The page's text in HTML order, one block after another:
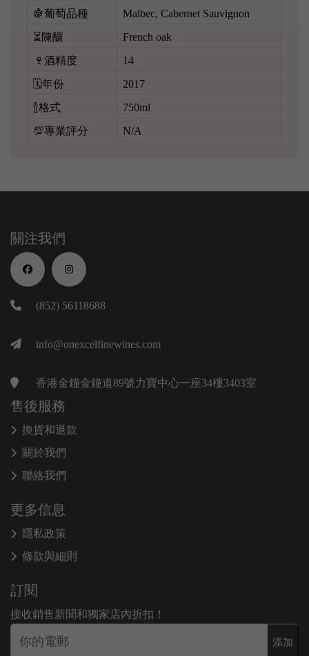
🍇葡萄品種 Malbec, Cabernet Sauvignon
⏳陳釀 French oak
🍷酒精度 14
🗓️年份 2017
🍾格式 750ml
💯專業評分 N/A
關注我們
(852) 56118688
info@onexcelfinewines.com
香港金鐘金鐘道89號力寶中心一座34樓3403室
售後服務
換貨和退款
關於我們
聯絡我們
更多信息
隱私政策
條款與細則
訂閱
接收銷售新聞和獨家店內折扣！
添加